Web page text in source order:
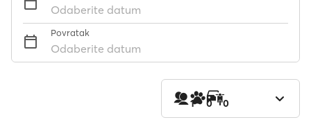
Odaberite datum
Povratak
Odaberite datum
1 0 0